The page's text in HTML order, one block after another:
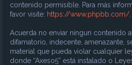
contenido permisible. Para más
favor visite: https://www.phpbb.com/
Acuerda no enviar ningun contenido
difamatorio, indecente, amenazante,
material que pueda violar cualquier
donde “Axeso5” está instalado o